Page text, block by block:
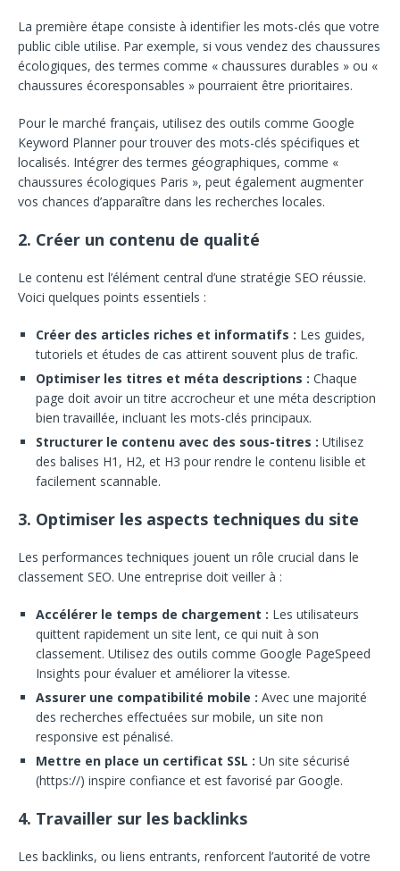
La première étape consiste à identifier les mots-clés que votre
public cible utilise. Par exemple, si vous vendez des chaussures
écologiques, des termes comme « chaussures durables » ou «
chaussures écoresponsables » pourraient être prioritaires.
Pour le marché français, utilisez des outils comme Google
Keyword Planner pour trouver des mots-clés spécifiques et
localisés. Intégrer des termes géographiques, comme «
chaussures écologiques Paris », peut également augmenter
vos chances d’apparaître dans les recherches locales.
2. Créer un contenu de qualité
Le contenu est l’élément central d’une stratégie SEO réussie.
Voici quelques points essentiels :
Créer des articles riches et informatifs : Les guides,
tutoriels et études de cas attirent souvent plus de trafic.
Optimiser les titres et méta descriptions : Chaque
page doit avoir un titre accrocheur et une méta description
bien travaillée, incluant les mots-clés principaux.
Structurer le contenu avec des sous-titres : Utilisez
des balises H1, H2, et H3 pour rendre le contenu lisible et
facilement scannable.
3. Optimiser les aspects techniques du site
Les performances techniques jouent un rôle crucial dans le
classement SEO. Une entreprise doit veiller à :
Accélérer le temps de chargement : Les utilisateurs
quittent rapidement un site lent, ce qui nuit à son
classement. Utilisez des outils comme Google PageSpeed
Insights pour évaluer et améliorer la vitesse.
Assurer une compatibilité mobile : Avec une majorité
des recherches effectuées sur mobile, un site non
responsive est pénalisé.
Mettre en place un certificat SSL : Un site sécurisé
(https://) inspire confiance et est favorisé par Google.
4. Travailler sur les backlinks
Les backlinks, ou liens entrants, renforcent l’autorité de votre